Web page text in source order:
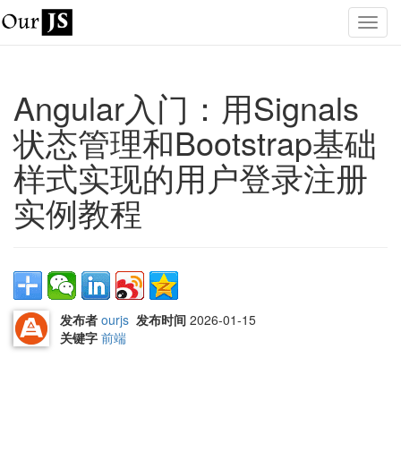
Angular入门：用Signals
状态管理和Bootstrap基础
样式实现的用户登录注册
实例教程
发布者 ourjs 发布时间 2026-01-15
关键字 前端